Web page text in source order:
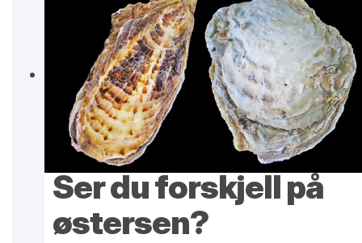
Ser du forskjell på
østersen?